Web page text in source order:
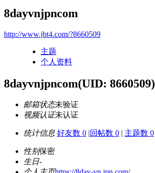
8dayvnjpncom
http://www.jbt4.com/?8660509
主题
个人资料
8dayvnjpncom(UID: 8660509)
邮箱状态未验证
视频认证未认证
统计信息 好友数 0 |回帖数 0 | 主题数 0
性别保密
生日-